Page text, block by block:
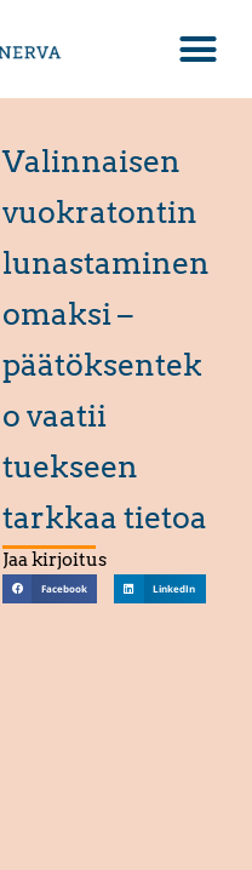
Valinnaisen
vuokratontin
lunastaminen
omaksi –
päätöksentek
o vaatii
tuekseen
tarkkaa tietoa
Jaa kirjoitus
Facebook LinkedIn